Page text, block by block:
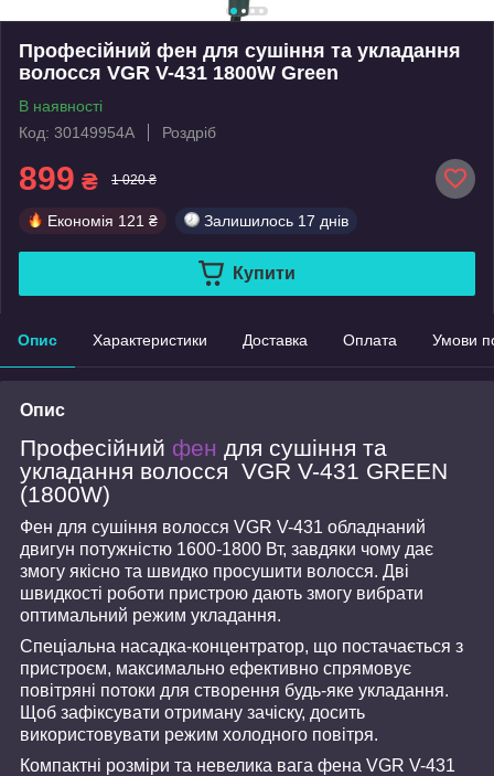
Професійний фен для сушіння та укладання
волосся VGR V-431 1800W Green
В наявності
Код: 30149954А
Роздріб
899 ₴ 1 020 ₴
Економія 121 ₴ Залишилось 17 днів
Купити
Опис Характеристики Доставка Оплата Умови
Опис
Професійний фен для сушіння та
укладання волосся VGR V-431 GREEN
(1800W)
Фен для сушіння волосся VGR V-431 обладнаний
двигун потужністю 1600-1800 Вт, завдяки чому дає
змогу якісно та швидко просушити волосся. Дві
швидкості роботи пристрою дають змогу вибрати
оптимальний режим укладання.
Спеціальна насадка-концентратор, що постачається з
пристроєм, максимально ефективно спрямовує
повітряні потоки для створення будь-яке укладання.
Щоб зафіксувати отриману зачіску, досить
використовувати режим холодного повітря.
Компактні розміри та невелика вага фена VGR V-431